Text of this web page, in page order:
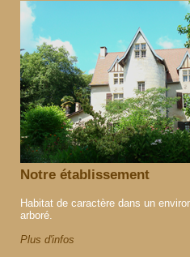
Notre établissement
Habitat de caractère dans un
arboré.
Plus d'infos